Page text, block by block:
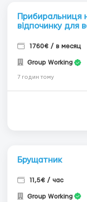
Прибиральниця
відпочинку для
1760€ / в месяц
Group Working
7 годин тому
Брущатник
11,5€ / час
Group Working